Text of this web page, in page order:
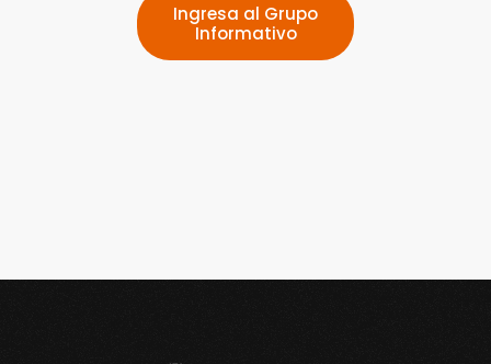
Ingresa al Grupo
Informativo